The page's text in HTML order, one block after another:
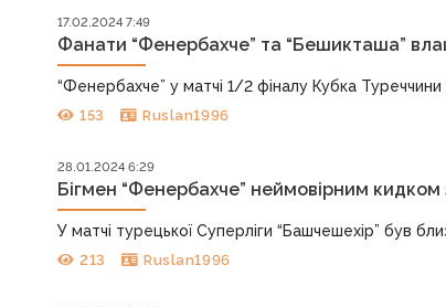
17.02.2024 7:49
Фанати “Фенербахче” та “Бешикташа”
“Фенербахче” у матчі 1/2 фіналу Кубка
153 Ruslan1996
28.01.2024 6:29
Бігмен “Фенербахче” неймовірним
У матчі турецької Суперліги “Башчешехір” був
213 Ruslan1996